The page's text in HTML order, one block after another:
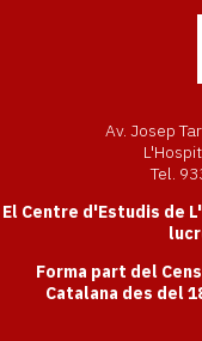
Av. Josep
Tel.
El Centre d'Estudis de
Forma part del
Catalana des del